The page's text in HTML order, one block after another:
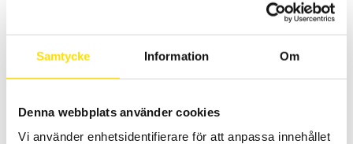
Samtycke Information Om
Denna webbplats använder cookies
Vi använder enhetsidentifierare för att anpassa innehållet
PESOLA Diamantsvåg PJS020, 20gram
Enkel diamantvåg 20g, från PESOLA